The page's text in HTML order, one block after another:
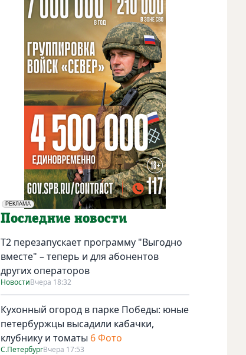
РЕКЛАМА
Социальная реклама
Последние новости
Т2 перезапускает программу "Выгодно
вместе" – теперь и для абонентов
других операторов
НовостиВчера 18:32
Кухонный огород в парке Победы: юные
петербуржцы высадили кабачки,
клубнику и томаты 6 Фото
С.ПетербургВчера 17:53